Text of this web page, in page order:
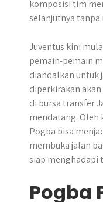
komposisi tim
selanjutnya
Juventus kini
pemain-pemain
diandalkan untuk
diperkirakan
di bursa transfer
mendatang. Oleh
Pogba bisa
membuka jalan
siap menghadapi
Pogba